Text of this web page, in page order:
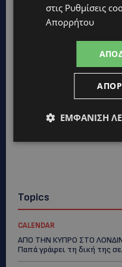
Topics
CALENDAR
ΑΠΟ ΤΗΝ ΚΥΠΡΟ ΣΤΟ
Παπά γράφει τη δική της
στις Ρυθμίσεις
Απορρήτου
ΕΜΦΆΝΙΣΗ